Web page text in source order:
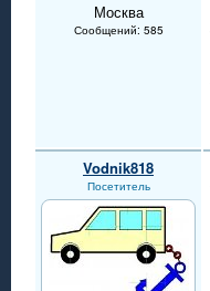
Москва
Сообщений: 585
Vodnik818
Посетитель